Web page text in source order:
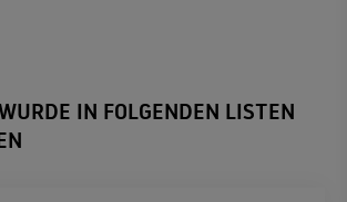
IN FOLGENDEN LISTEN